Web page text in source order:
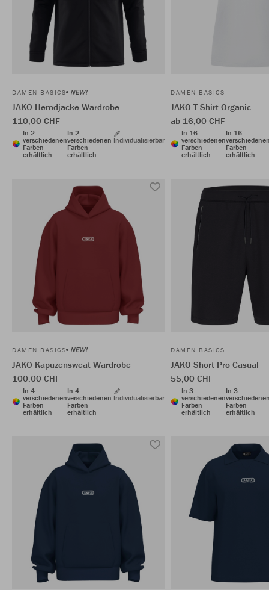
DAMEN BASICS NEW!
JAKO Hemdjacke Wardrobe
110,00 CHF
In 2
verschiedenen
Farben
erhältlich
In 2
verschiedenen
Farben
erhältlich
Individualisierbar
DAMEN BASICS
JAKO T-Shirt Organic
ab 16,00 CHF
In 16
verschiedenen
Farben
erhältlich
In 16
Farben
erhältlich
DAMEN BASICS NEW!
JAKO Kapuzensweat Wardrobe
100,00 CHF
In 4
verschiedenen
Farben
erhältlich
In 4
verschiedenen
Farben
erhältlich
Individualisierbar
DAMEN BASICS
JAKO Short Pro Casual
55,00 CHF
In 3
verschiedenen
Farben
erhältlich
In 3
Farben
erhältlich